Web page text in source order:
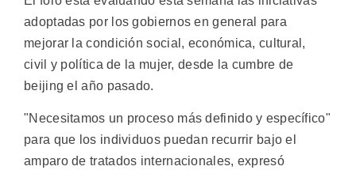
adoptadas por los gobiernos en general para
mejorar la condición social, económica, cultural,
civil y política de la mujer, desde la cumbre de
beijing el año pasado.
"Necesitamos un proceso más definido y específico"
para que los individuos puedan recurrir bajo el
amparo de tratados internacionales, expresó